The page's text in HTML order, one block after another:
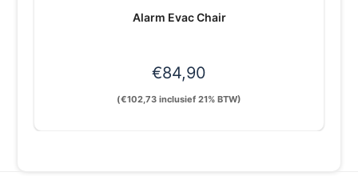
Alarm Evac Chair
€84,90
(€102,73 inclusief 21% BTW)